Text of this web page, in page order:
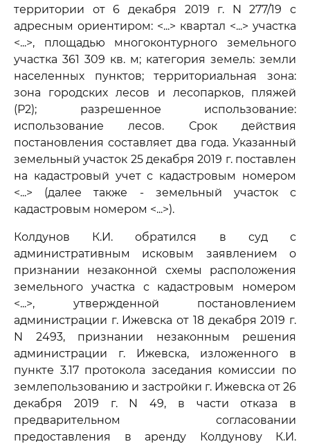
территории от 6 декабря 2019 г. N 277/19 с
адресным ориентиром: <...> квартал <...> участка
<...>, площадью многоконтурного земельного
участка 361 309 кв. м; категория земель: земли
населенных пунктов; территориальная зона:
зона городских лесов и лесопарков, пляжей
(Р2); разрешенное использование:
использование лесов. Срок действия
постановления составляет два года. Указанный
земельный участок 25 декабря 2019 г. поставлен
на кадастровый учет с кадастровым номером
<...> (далее также - земельный участок с
кадастровым номером <...>).
Колдунов К.И. обратился в суд с
административным исковым заявлением о
признании незаконной схемы расположения
земельного участка с кадастровым номером
<...>, утвержденной постановлением
администрации г. Ижевска от 18 декабря 2019 г.
N 2493, признании незаконным решения
администрации г. Ижевска, изложенного в
пункте 3.17 протокола заседания комиссии по
землепользованию и застройки г. Ижевска от 26
декабря 2019 г. N 49, в части отказа в
предварительном согласовании
предоставления в аренду Колдунову К.И.